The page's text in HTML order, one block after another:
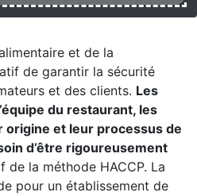
et de la
de garantir la sécurité
et des clients. Les
du restaurant, les
origine et leur processus de
d’être rigoureusement
de la méthode HACCP. La
pour un établissement de